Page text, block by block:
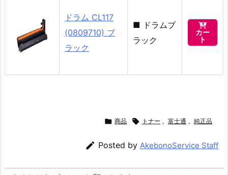
ドラム CL117
(0809710) ブ
ラック
■ ドラムブ
ラック

カー
ト
 商品  トナー , 富士通 , 純正品
 Posted by AkebonoService Staff